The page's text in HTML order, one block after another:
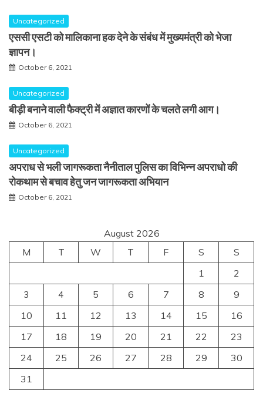
Uncategorized
एससी एसटी को मालिकाना हक देने के संबंध में मुख्यमंत्री को भेजा
ज्ञापन।
October 6, 2021
Uncategorized
बीड़ी बनाने वाली फैक्ट्री में अज्ञात कारणों के चलते लगी आग।
October 6, 2021
Uncategorized
अपराध से भली जागरूकता नैनीताल पुलिस का विभिन्न अपराधो की
रोकथाम से बचाव हेतु जन जागरूकता अभियान
October 6, 2021
August 2026
M
T W T F S
S
1
2
3
4 5 6 7 8
9
10
11 12 13 14 15
16
17
18 19 20 21 22
23
24
25 26 27 28 29
30
31